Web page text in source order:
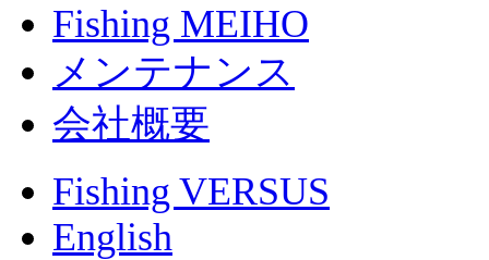
Fishing MEIHO
メンテナンス
会社概要
Fishing VERSUS
English